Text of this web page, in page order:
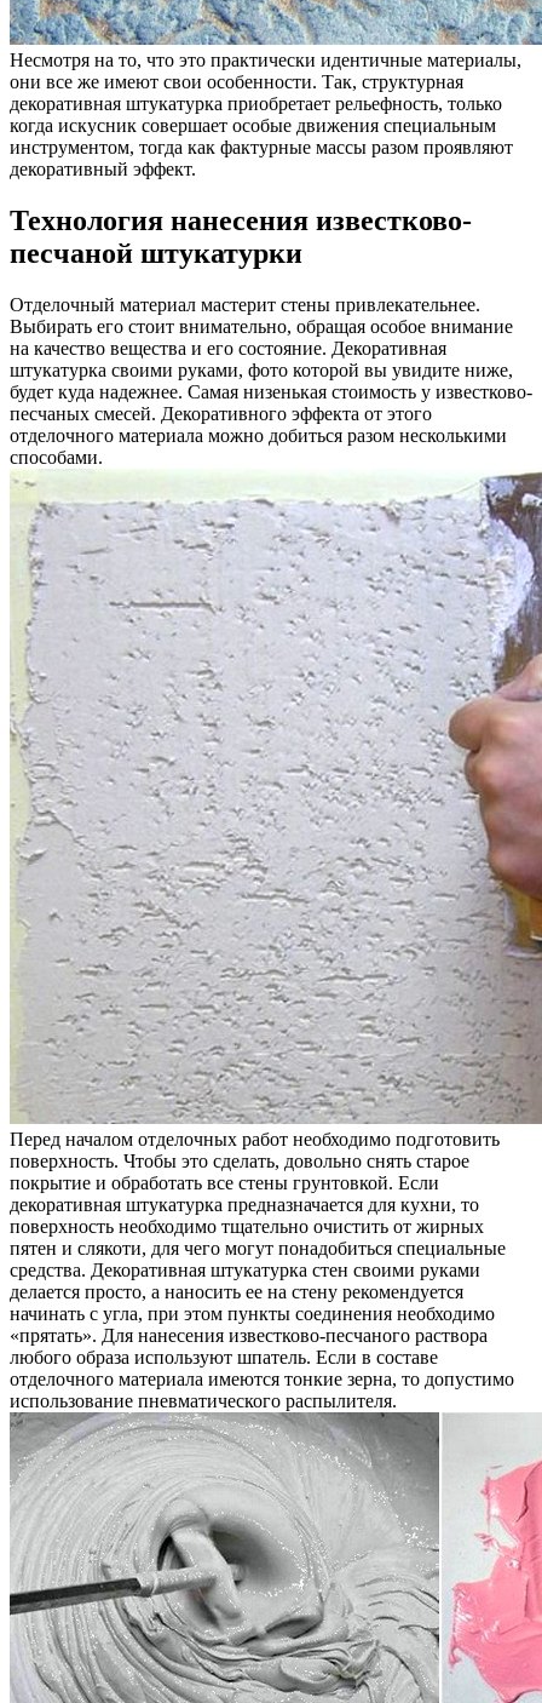
Несмотря на то, что это практически идентичные материалы,
они все же имеют свои особенности. Так, структурная
декоративная штукатурка приобретает рельефность, только
когда искусник совершает особые движения специальным
инструментом, тогда как фактурные массы разом проявляют
декоративный эффект.
Технология нанесения известково-
песчаной штукатурки
Отделочный материал мастерит стены привлекательнее.
Выбирать его стоит внимательно, обращая особое внимание
на качество вещества и его состояние. Декоративная
штукатурка своими руками, фото которой вы увидите ниже,
будет куда надежнее. Самая низенькая стоимость у известково-
песчаных смесей. Декоративного эффекта от этого
отделочного материала можно добиться разом несколькими
способами.
Перед началом отделочных работ необходимо подготовить
поверхность. Чтобы это сделать, довольно снять старое
покрытие и обработать все стены грунтовкой. Если
декоративная штукатурка предназначается для кухни, то
поверхность необходимо тщательно очистить от жирных
пятен и слякоти, для чего могут понадобиться специальные
средства. Декоративная штукатурка стен своими руками
делается просто, а наносить ее на стену рекомендуется
начинать с угла, при этом пункты соединения необходимо
«прятать». Для нанесения известково-песчаного раствора
любого образа используют шпатель. Если в составе
отделочного материала имеются тонкие зерна, то допустимо
использование пневматического распылителя.